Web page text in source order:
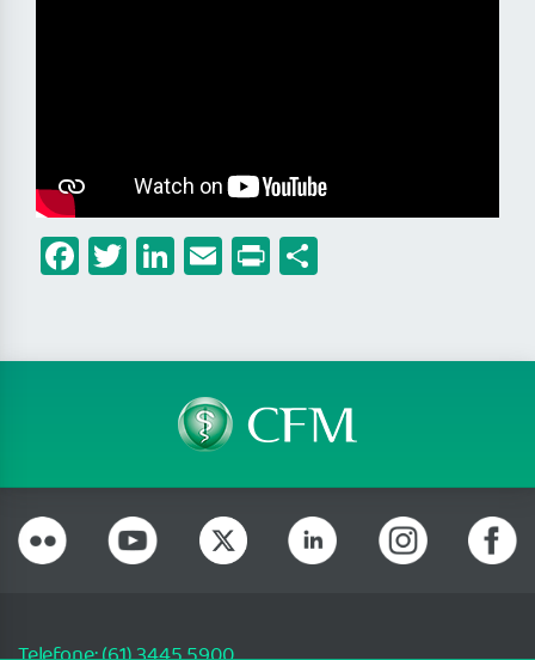
Facebook
Twitter
LinkedIn
Email
Print